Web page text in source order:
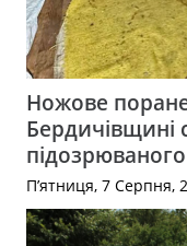
Ножове
Бердичівщині
підозрюваного
П’ятниця, 7 Серпня,